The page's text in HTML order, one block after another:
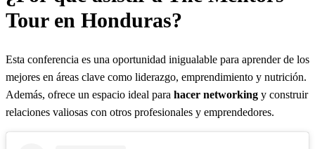
Tour en Honduras?
Esta conferencia es una oportunidad inigualable para aprender de los
mejores en áreas clave como liderazgo, emprendimiento y nutrición.
Además, ofrece un espacio ideal para hacer networking y construir
relaciones valiosas con otros profesionales y emprendedores.